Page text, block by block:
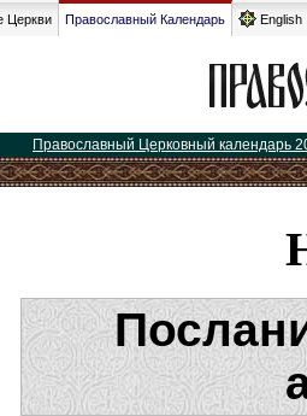
Церкви Православный Календарь English
Православный Церковный календарь